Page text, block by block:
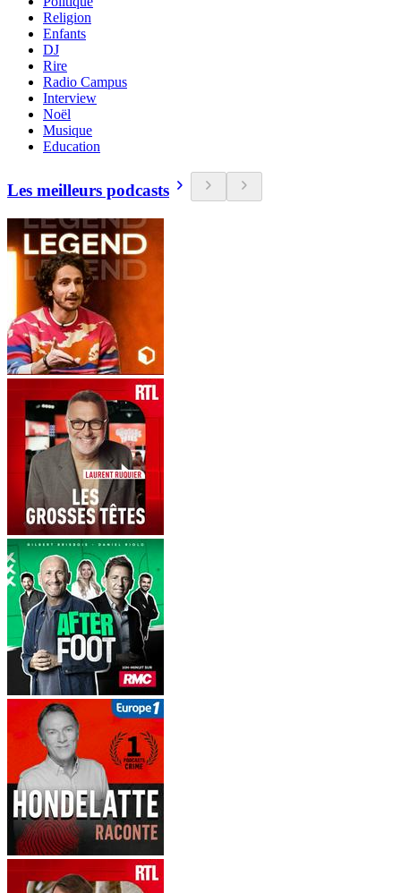
Religion
Enfants
DJ
Rire
Radio Campus
Interview
Noël
Musique
Education
Les meilleurs podcasts